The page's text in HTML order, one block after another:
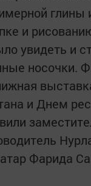
и
увидеть и
носочки.
и Днем
Фарида